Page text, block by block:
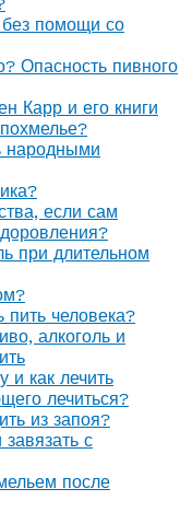
без помощи со
Опасность пивного
Карр и его книги
народными
если сам
при длительном
пить человека?
алкоголь и
и как лечить
лечиться?
из запоя?
завязать с
после